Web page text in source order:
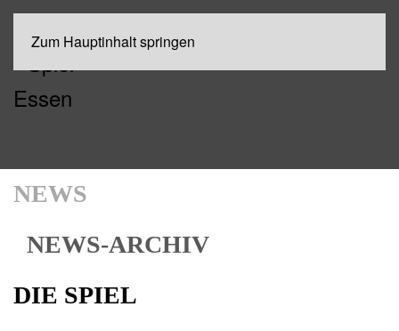
Zum Hauptinhalt springen
NEWS
NEWS-ARCHIV
DIE SPIEL